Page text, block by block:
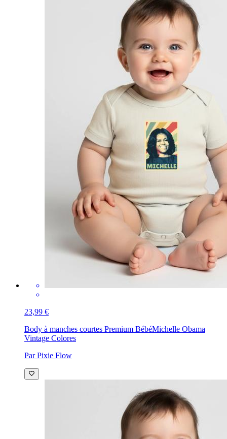
23,99 €
Body à manches courtes Premium BébéMichelle Obama
Vintage Colores
Par Pixie Flow